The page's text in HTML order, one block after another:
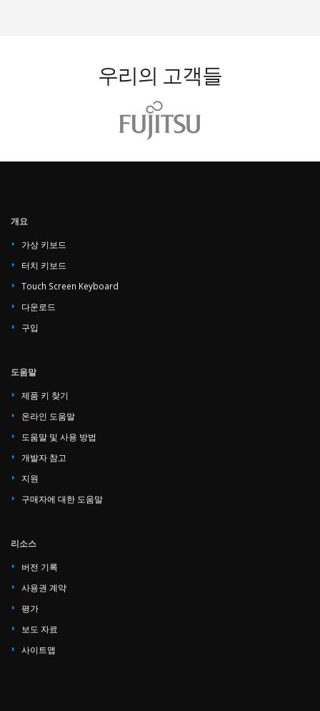
우리의 고객들
개요
가상 키보드
터치 키보드
Touch Screen Keyboard
다운로드
구입
도움말
제품 키 찾기
온라인 도움말
도움말 및 사용 방법
개발자 참고
지원
구매자에 대한 도움말
리소스
버전 기록
사용권 계약
평가
보도 자료
사이트맵